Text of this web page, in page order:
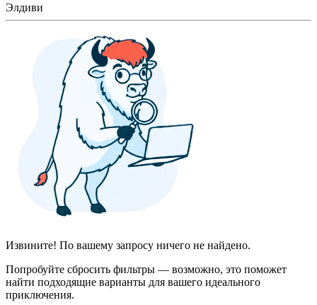
Элдиви
Извините! По вашему запросу ничего не найдено.
Попробуйте сбросить фильтры — возможно, это поможет
найти подходящие варианты для вашего идеального
приключения.